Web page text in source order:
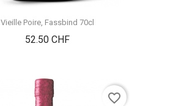
Vieille Poire, Fassbind 70cl
52.50 CHFPrix
favorite_border